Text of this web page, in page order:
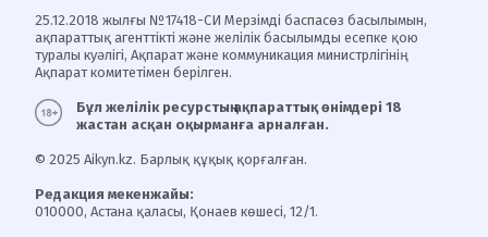
25.12.2018 жылғы №17418-СИ Мерзімді баспасөз басылымын,
ақпараттық агенттікті және желілік басылымды есепке қою
туралы куәлігі, Ақпарат және коммуникация министрлігінің
Ақпарат комитетімен берілген.
Бұл желілік ресурстың ақпараттық өнімдері 18
жастан асқан оқырманға арналған.
© 2025 Aikyn.kz. Барлық құқық қорғалған.
Редакция мекенжайы:
010000, Астана қаласы, Қонаев көшесі, 12/1.